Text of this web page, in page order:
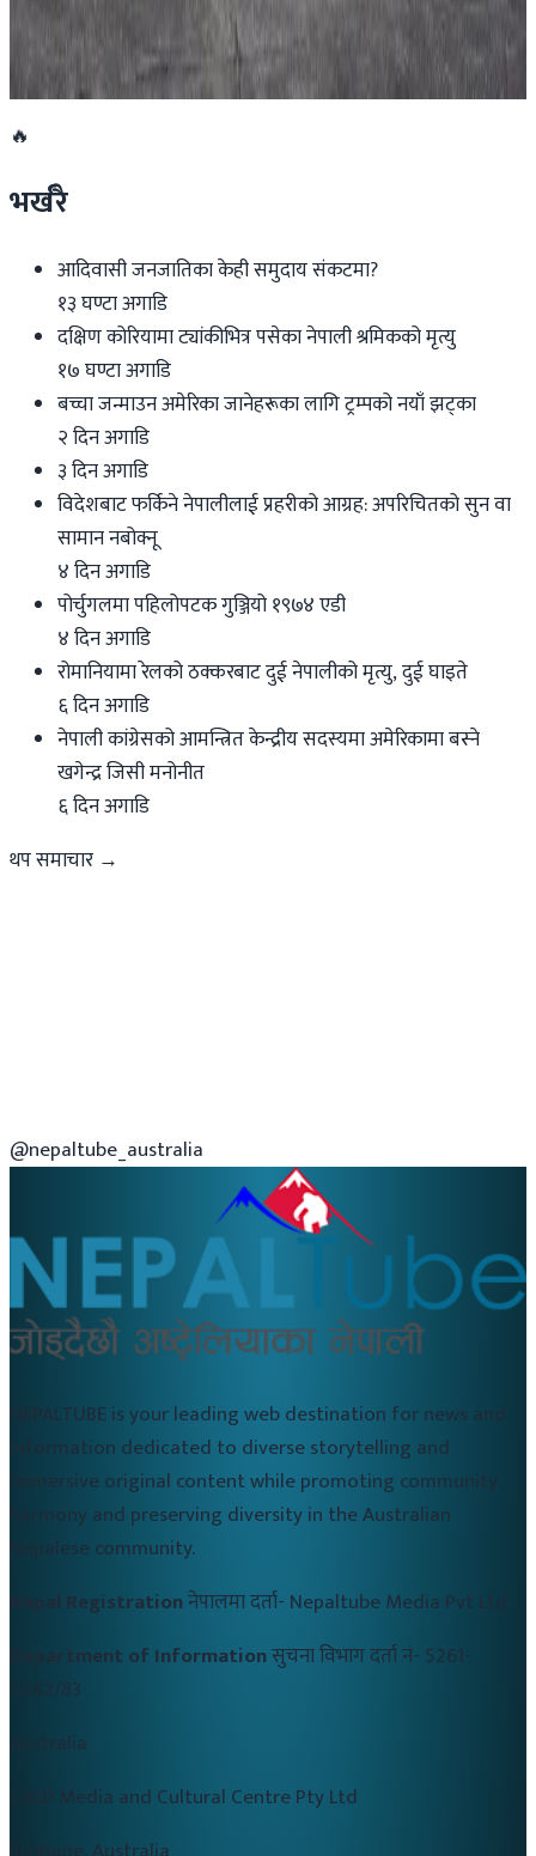
बुद्ध एयरले भित्र्यायो नयाँ एटीआर-७२-६०० विमान
२०२६ जुलाई २९
🔥
भर्खरै
आदिवासी जनजातिका केही समुदाय संकटमा?
१३ घण्टा अगाडि
दक्षिण कोरियामा ट्यांकीभित्र पसेका नेपाली श्रमिकको मृत्यु
१७ घण्टा अगाडि
बच्चा जन्माउन अमेरिका जानेहरूका लागि ट्रम्पको नयाँ झट्का
२ दिन अगाडि
३ दिन अगाडि
विदेशबाट फर्किने नेपालीलाई प्रहरीको आग्रह: अपरिचितको सुन वा
सामान नबोक्नू
४ दिन अगाडि
पोर्चुगलमा पहिलोपटक गुञ्जियो १९७४ एडी
४ दिन अगाडि
रोमानियामा रेलको ठक्करबाट दुई नेपालीको मृत्यु, दुई घाइते
६ दिन अगाडि
नेपाली कांग्रेसको आमन्त्रित केन्द्रीय सदस्यमा अमेरिकामा बस्ने
खगेन्द्र जिसी मनोनीत
६ दिन अगाडि
थप समाचार →
@nepaltube_australia
NEPALTUBE is your leading web destination for news and
information dedicated to diverse storytelling and
immersive original content while promoting community
harmony and preserving diversity in the Australian
Nepalese community.
Nepal Registrationनेपालमा दर्ता- Nepaltube Media Pvt Ltd
Department of Informationसुचना विभाग दर्ता नं- 5261-
2082/83
Australia
CALD Media and Cultural Centre Pty Ltd